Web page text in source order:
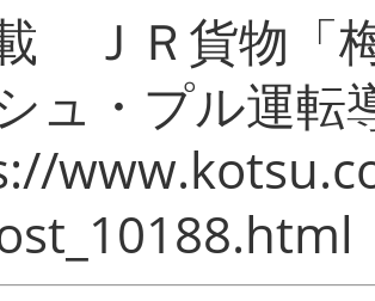
ＪＲ貨物「
ュ・プル運転